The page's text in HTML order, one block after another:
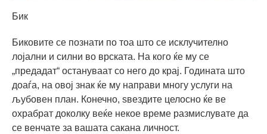
Бик
Биковите се познати по тоа што се исклучително
лојални и силни во врската. На кого ќе му се
„предадат“ остануваат со него до крај. Годината што
доаѓа, на овој знак ќе му направи многу услуги на
љубовен план. Конечно, ѕвездите целосно ќе ве
охрабрат доколку веќе некое време размислувате да
се венчате за вашата сакана личност.